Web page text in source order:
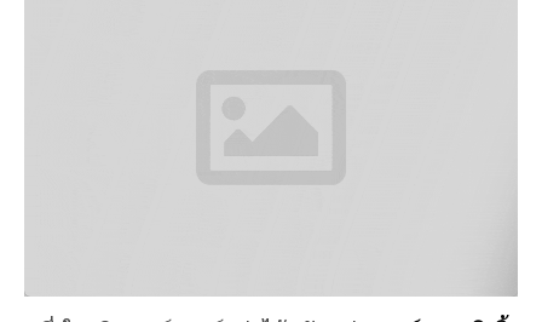
(CINGJING FARM) ก็มีความสวยงาม ราวสวรรค์ในยุโรป